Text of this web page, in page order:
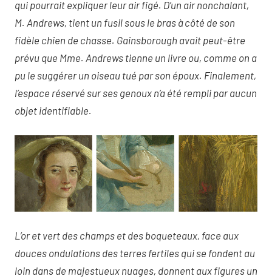
qui pourrait expliquer leur air figé. D’un air nonchalant,
M. Andrews, tient un fusil sous le bras à côté de son
fidèle chien de chasse. Gainsborough avait peut-être
prévu que Mme. Andrews tienne un livre ou, comme on a
pu le suggérer un oiseau tué par son époux. Finalement,
l’espace réservé sur ses genoux n’a été rempli par aucun
objet identifiable.
L’or et vert des champs et des boqueteaux, face aux
douces ondulations des terres fertiles qui se fondent au
loin dans de majestueux nuages, donnent aux figures un